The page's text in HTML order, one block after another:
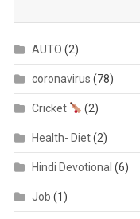
AUTO (2)
coronavirus (78)
Cricket (2)
Health- Diet(2)
Hindi Devotional (6)
Job (1)